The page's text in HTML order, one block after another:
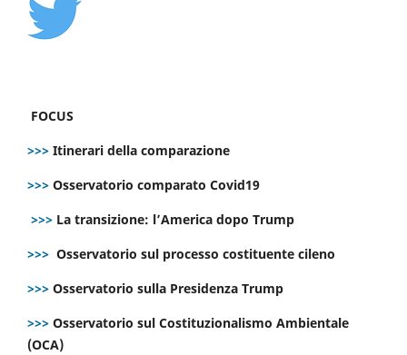
FOCUS
>>> Itinerari della comparazione
>>> Osservatorio comparato Covid19
>>> La transizione: l’America dopo Trump
>>> Osservatorio sul processo costituente cileno
>>> Osservatorio sulla Presidenza Trump
>>> Osservatorio sul Costituzionalismo Ambientale
(OCA)